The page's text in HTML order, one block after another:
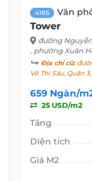
4185 Văn
Tower
đường
, phường Xuân
Địa chỉ cũ:
Võ Thị Sáu, Quận
659 Ngàn/
25 USD/m2
Tầng
Diện tích
Giá M2